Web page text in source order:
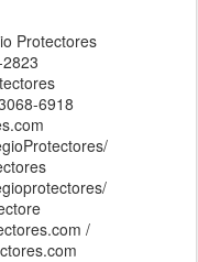
Protectores
6918
/